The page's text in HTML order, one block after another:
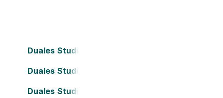
Duales Studium Bielefeld
Duales Studium Darmstadt
Duales Studium Frankfurt am